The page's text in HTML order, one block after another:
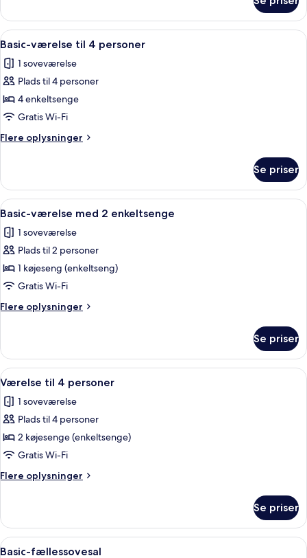
Indlæs
alle
billeder
af
Basic-
værelse
til
4
En hytte med trævægge og trægulv,
1
Basic-værelse til 4 personer
1 soveværelse
Plads til 4 personer
4 enkeltsenge
Gratis Wi-Fi
Flere oplysninger
Flere
værelse
til
4
Se priser
Indlæs
alle
billeder
af
Basic-
værelse
med
2
Et værelse i en træhytte med
1
Basic-værelse med 2 enkeltsenge
1 soveværelse
Plads til 2 personer
1 køjeseng (enkeltseng)
Gratis Wi-Fi
Flere oplysninger
Flere
værelse
med
2
Se priser
Indlæs
alle
billeder
af
Værelse
til
4
personer
Et lille værelse med en køjeseng, en
1
Værelse til 4 personer
1 soveværelse
Plads til 4 personer
2 køjesenge (enkeltsenge)
Gratis Wi-Fi
Flere oplysninger
Flere
til
4
personer
Se priser
Indlæs
En træhytte med køjesenge,
1
Basic-fællessovesal